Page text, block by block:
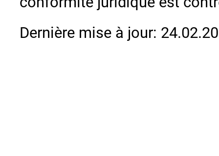
Dernière mise à jour: